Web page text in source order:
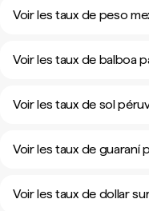
Voir les taux de peso
Voir les taux de balboa
Voir les taux de sol
Voir les taux de guaraní
Voir les taux de dollar